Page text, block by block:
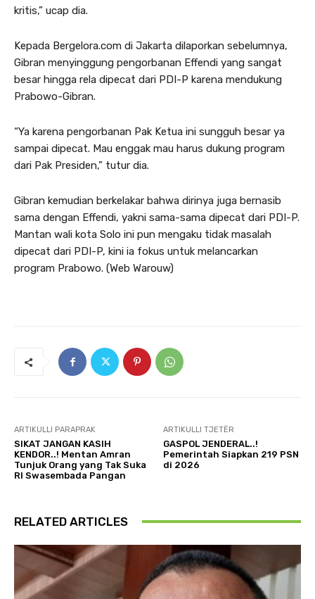
kritis,” ucap dia.
Kepada Bergelora.com di Jakarta dilaporkan sebelumnya,
Gibran menyinggung pengorbanan Effendi yang sangat
besar hingga rela dipecat dari PDI-P karena mendukung
Prabowo-Gibran.
“Ya karena pengorbanan Pak Ketua ini sungguh besar ya
sampai dipecat. Mau enggak mau harus dukung program
dari Pak Presiden,” tutur dia.
Gibran kemudian berkelakar bahwa dirinya juga bernasib
sama dengan Effendi, yakni sama-sama dipecat dari PDI-P.
Mantan wali kota Solo ini pun mengaku tidak masalah
dipecat dari PDI-P, kini ia fokus untuk melancarkan
program Prabowo. (Web Warouw)
ARTIKULLI PARAPRAK
SIKAT JANGAN KASIH
KENDOR..! Mentan Amran
Tunjuk Orang yang Tak Suka
RI Swasembada Pangan
ARTIKULLI TJETËR
GASPOL JENDERAL..!
Pemerintah Siapkan 219 PSN
di 2026
RELATED ARTICLES